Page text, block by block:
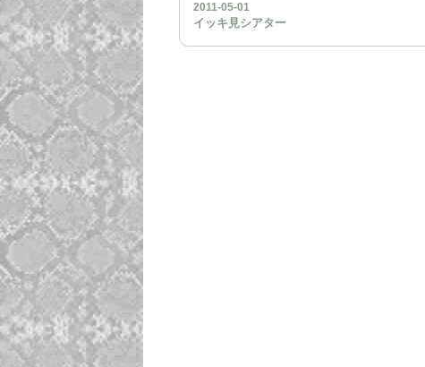
2011-05-01
イッキ見シアター